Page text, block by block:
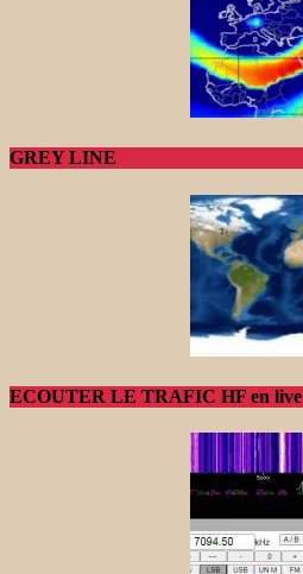
GREY LINE
ECOUTER LE TRAFIC HF en live